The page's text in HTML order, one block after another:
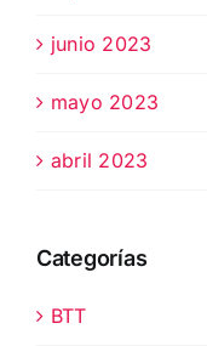
junio 2023
mayo 2023
abril 2023
Categorías
BTT